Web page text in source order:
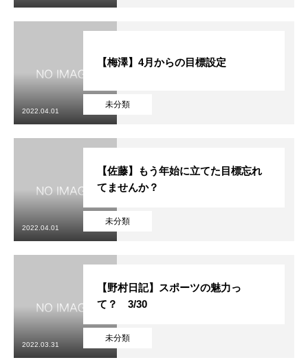
未分類
【梅澤】4月からの目標設定
2022.04.01
未分類
【佐藤】もう年始に立てた目標忘れ
てませんか？
2022.04.01
未分類
【野村日記】スポーツの魅力っ
て？ 3/30
2022.03.31